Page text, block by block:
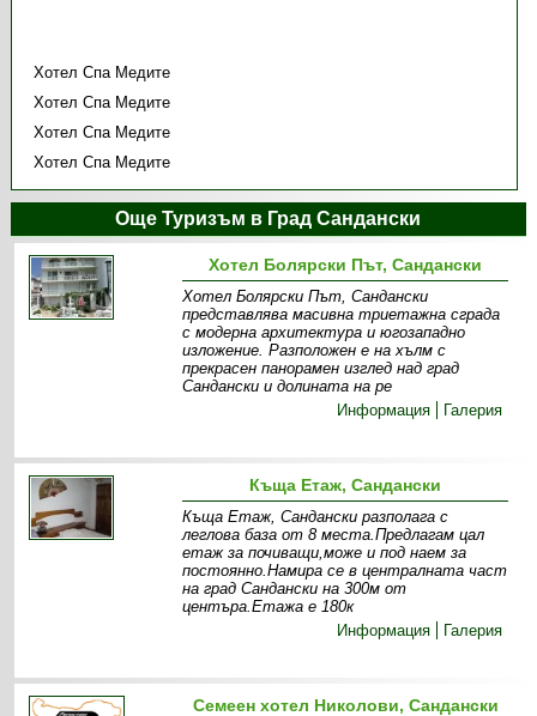
Хотел Спа Медите
Хотел Спа Медите
Хотел Спа Медите
Хотел Спа Медите
Още Туризъм в Град Сандански
Хотел Болярски Път, Сандански
Хотел Болярски Път, Сандански
представлява масивна триетажна сграда
с модерна архитектура и югозападно
изложение. Разположен е на хълм с
прекрасен панорамен изглед над град
Сандански и долината на ре
Информация
Галерия
Къща Етаж, Сандански
Къща Етаж, Сандански разполага с
леглова база от 8 места.Предлагам цал
етаж за почиващи,може и под наем за
постоянно.Намира се в централната част
на град Сандански на 300м от
центъра.Етажа е 180к
Информация
Галерия
Семеен хотел Николови, Сандански